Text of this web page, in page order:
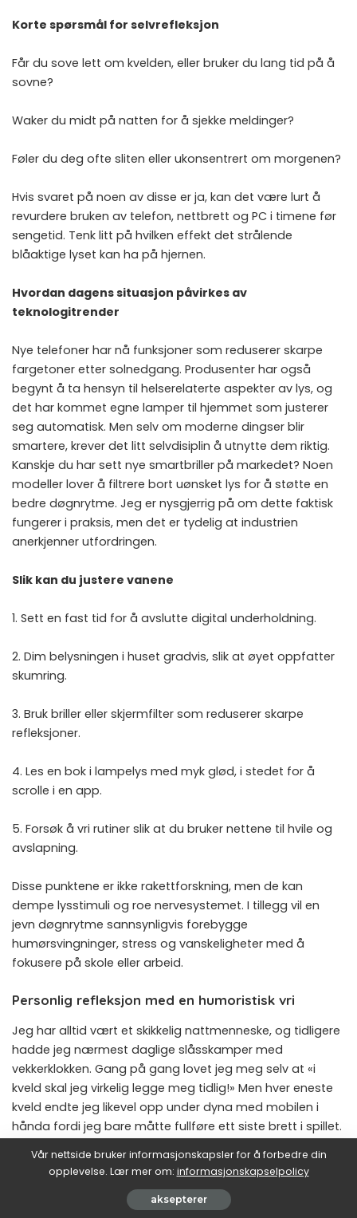
Korte spørsmål for selvrefleksjon
Får du sove lett om kvelden, eller bruker du lang tid på å
sovne?
Waker du midt på natten for å sjekke meldinger?
Føler du deg ofte sliten eller ukonsentrert om morgenen?
Hvis svaret på noen av disse er ja, kan det være lurt å
revurdere bruken av telefon, nettbrett og PC i timene før
sengetid. Tenk litt på hvilken effekt det strålende
blåaktige lyset kan ha på hjernen.
Hvordan dagens situasjon påvirkes av
teknologitrender
Nye telefoner har nå funksjoner som reduserer skarpe
fargetoner etter solnedgang. Produsenter har også
begynt å ta hensyn til helserelaterte aspekter av lys, og
det har kommet egne lamper til hjemmet som justerer
seg automatisk. Men selv om moderne dingser blir
smartere, krever det litt selvdisiplin å utnytte dem riktig.
Kanskje du har sett nye smartbriller på markedet? Noen
modeller lover å filtrere bort uønsket lys for å støtte en
bedre døgnrytme. Jeg er nysgjerrig på om dette faktisk
fungerer i praksis, men det er tydelig at industrien
anerkjenner utfordringen.
Slik kan du justere vanene
1. Sett en fast tid for å avslutte digital underholdning.
2. Dim belysningen i huset gradvis, slik at øyet oppfatter
skumring.
3. Bruk briller eller skjermfilter som reduserer skarpe
refleksjoner.
4. Les en bok i lampelys med myk glød, i stedet for å
scrolle i en app.
5. Forsøk å vri rutiner slik at du bruker nettene til hvile og
avslapning.
Disse punktene er ikke rakettforskning, men de kan
dempe lysstimuli og roe nervesystemet. I tillegg vil en
jevn døgnrytme sannsynligvis forebygge
humørsvingninger, stress og vanskeligheter med å
fokusere på skole eller arbeid.
Personlig refleksjon med en humoristisk vri
Jeg har alltid vært et skikkelig nattmenneske, og tidligere
hadde jeg nærmest daglige slåsskamper med
vekkerklokken. Gang på gang lovet jeg meg selv at «i
kveld skal jeg virkelig legge meg tidlig!» Men hver eneste
kveld endte jeg likevel opp under dyna med mobilen i
hånda fordi jeg bare måtte fullføre ett siste brett i spillet.
at klokken fortsatt var midt på dagen. En venn av meg,
skjermen «snakker til oss og forteller at kvelden er ung».
Vår nettside bruker informasjonskapsler for å forbedre din
opplevelse. Lær mer om: informasjonskapselpolicy
aksepterer